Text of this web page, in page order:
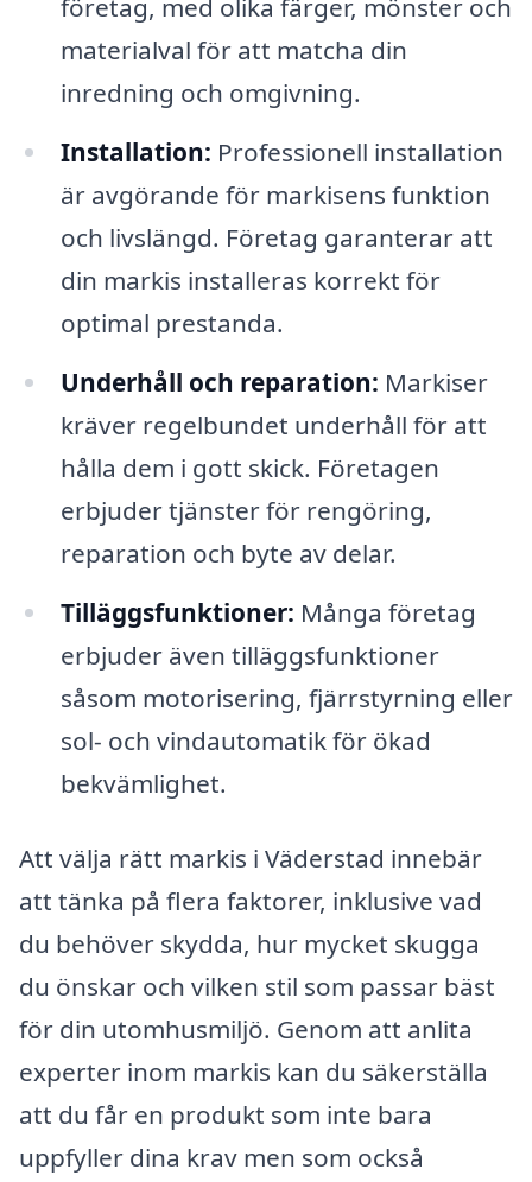
företag, med olika färger, mönster och
materialval för att matcha din
inredning och omgivning.
Installation: Professionell installation
är avgörande för markisens funktion
och livslängd. Företag garanterar att
din markis installeras korrekt för
optimal prestanda.
Underhåll och reparation: Markiser
kräver regelbundet underhåll för att
hålla dem i gott skick. Företagen
erbjuder tjänster för rengöring,
reparation och byte av delar.
Tilläggsfunktioner: Många företag
erbjuder även tilläggsfunktioner
såsom motorisering, fjärrstyrning eller
sol- och vindautomatik för ökad
bekvämlighet.
Att välja rätt markis i Väderstad innebär
att tänka på flera faktorer, inklusive vad
du behöver skydda, hur mycket skugga
du önskar och vilken stil som passar bäst
för din utomhusmiljö. Genom att anlita
experter inom markis kan du säkerställa
att du får en produkt som inte bara
uppfyller dina krav men som också